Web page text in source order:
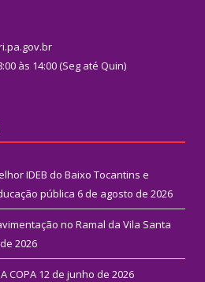
às 14:00 (Seg até Quin)
IDEB do Baixo Tocantins e
pública 6 de agosto de 2026
no Ramal da Vila Santa
2026
COPA 12 de junho de 2026